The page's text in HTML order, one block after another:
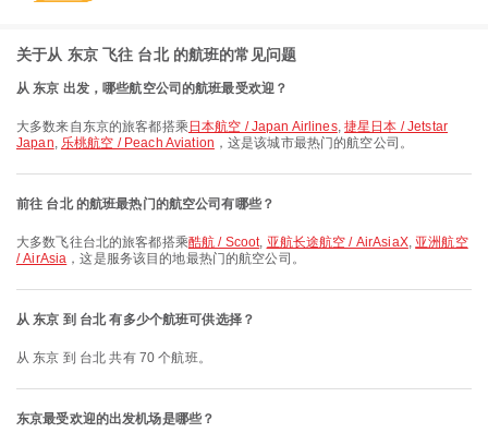
关于从 东京 飞往 台北 的航班的常见问题
从 东京 出发，哪些航空公司的航班最受欢迎？
大多数来自东京的旅客都搭乘 日本航空 / Japan Airlines,捷星日本 / Jetstar
Japan, 乐桃航空 / Peach Aviation ，这是该城市最热门的航空公司。
前往 台北 的航班最热门的航空公司有哪些？
大多数飞往台北的旅客都搭乘酷航 / Scoot, 亚航长途航空 / AirAsiaX, 亚洲航空
/ AirAsia ，这是服务该目的地最热门的航空公司。
从 东京 到 台北 有多少个航班可供选择？
从 东京 到 台北 共有 70 个航班。
东京最受欢迎的出发机场是哪些？